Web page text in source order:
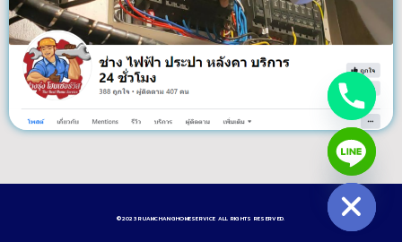
©2023 RUAMCHANGHOMESERVICE ALL RIGHTS RESERVED.
Hide chaty